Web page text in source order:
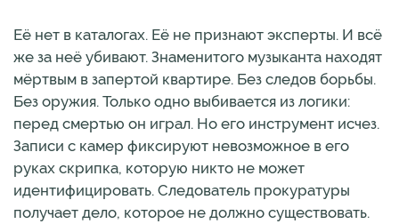
Её нет в каталогах. Её не признают эксперты. И всё
же за неё убивают. Знаменитого музыканта находят
мёртвым в запертой квартире. Без следов борьбы.
Без оружия. Только одно выбивается из логики:
перед смертью он играл. Но его инструмент исчез.
Записи с камер фиксируют невозможное в его
руках скрипка, которую никто не может
идентифицировать. Следователь прокуратуры
получает дело, которое не должно существовать.